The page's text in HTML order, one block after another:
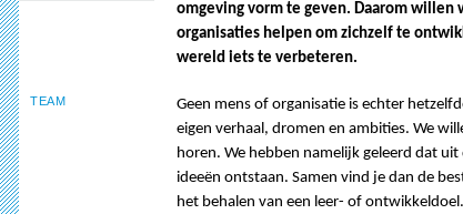
TEAM
omgeving vorm te geven. Daarom willen
organisaties helpen om zichzelf te
wereld iets te verbeteren.
Geen mens of organisatie is echter
eigen verhaal, dromen en ambities. We
horen. We hebben namelijk geleerd dat uit
ideeën ontstaan. Samen vind je dan de
het behalen van een leer- of ontwikkeldoel.